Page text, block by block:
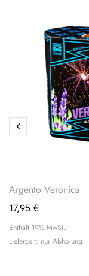
Argento Veronica
17,95 €
Enthält 19% MwSt.
Lieferzeit: nur Abholung